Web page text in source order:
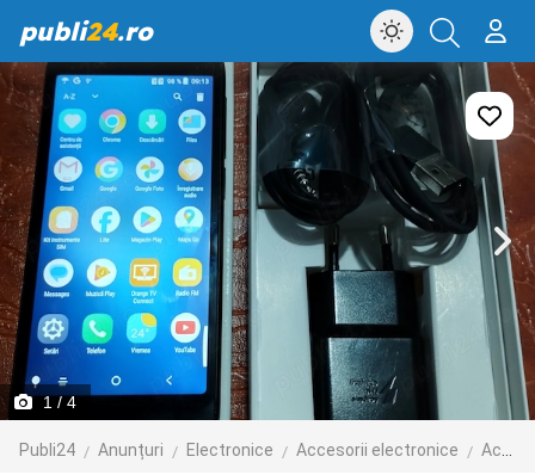
publi24.ro
1/ 4
Publi24 Anunțuri Electronice Accesorii electronice Accesorii telefoane mobile